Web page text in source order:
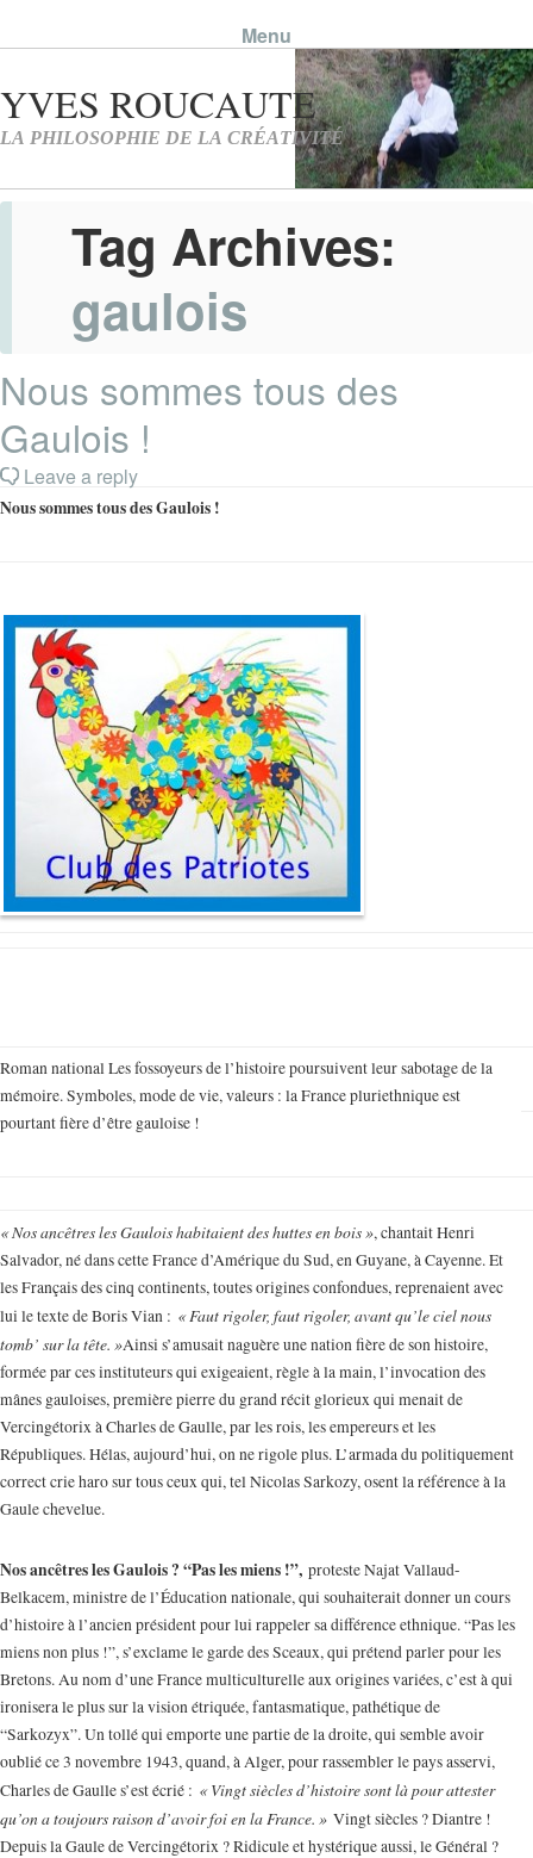
Menu
Skip to content
Tag Archives:
gaulois
Nous sommes tous des
Gaulois !
Leave a reply
Nous sommes tous des Gaulois !
Roman national Les fossoyeurs de l’histoire poursuivent leur sabotage de la
mémoire. Symboles, mode de vie, valeurs : la France pluriethnique est
pourtant fière d’être gauloise !
« Nos ancêtres les Gaulois habitaient des huttes en bois », chantait Henri
Salvador, né dans cette France d’Amérique du Sud, en Guyane, à Cayenne. Et
les Français des cinq continents, toutes origines confondues, reprenaient avec
lui le texte de Boris Vian : « Faut rigoler, faut rigoler, avant qu’le ciel nous
tomb’ sur la tête. »Ainsi s’amusait naguère une nation fière de son histoire,
formée par ces instituteurs qui exigeaient, règle à la main, l’invocation des
mânes gauloises, première pierre du grand récit glorieux qui menait de
Vercingétorix à Charles de Gaulle, par les rois, les empereurs et les
Républiques. Hélas, aujourd’hui, on ne rigole plus. L’armada du politiquement
correct crie haro sur tous ceux qui, tel Nicolas Sarkozy, osent la référence à la
Gaule chevelue.
Nos ancêtres les Gaulois ? “Pas les miens !”, proteste Najat Vallaud-
Belkacem, ministre de l’Éducation nationale, qui souhaiterait donner un cours
d’histoire à l’ancien président pour lui rappeler sa différence ethnique. “Pas les
miens non plus !”, s’exclame le garde des Sceaux, qui prétend parler pour les
Bretons. Au nom d’une France multiculturelle aux origines variées, c’est à qui
ironisera le plus sur la vision étriquée, fantasmatique, pathétique de
“Sarkozyx”. Un tollé qui emporte une partie de la droite, qui semble avoir
oublié ce 3 novembre 1943, quand, à Alger, pour rassembler le pays asservi,
Charles de Gaulle s’est écrié : « Vingt siècles d’histoire sont là pour attester
qu’on a toujours raison d’avoir foi en la France. » Vingt siècles ? Diantre !
Depuis la Gaule de Vercingétorix ? Ridicule et hystérique aussi, le Général ?